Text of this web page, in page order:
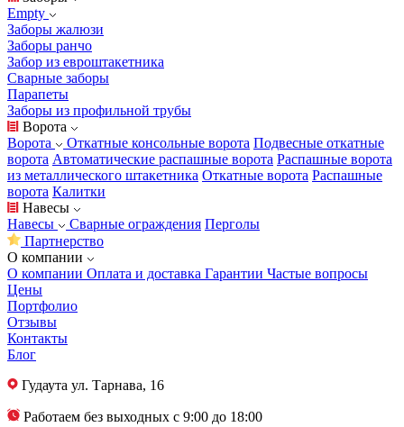
Empty
Заборы жалюзи
Заборы ранчо
Забор из евроштакетника
Сварные заборы
Парапеты
Заборы из профильной трубы
Ворота
Ворота
Откатные консольные ворота Подвесные откатные
ворота Автоматические распашные ворота Распашные ворота
из металлического штакетника Откатные ворота Распашные
ворота Калитки
Навесы
Навесы
Сварные ограждения Перголы
Партнерство
О компании
О компании Оплата и доставка Гарантии Частые вопросы
Цены
Портфолио
Отзывы
Контакты
Блог
Гудаута ул. Тарнава, 16
Работаем без выходных с 9:00 до 18:00